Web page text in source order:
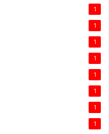
1
1
1
1
1
1
1
1